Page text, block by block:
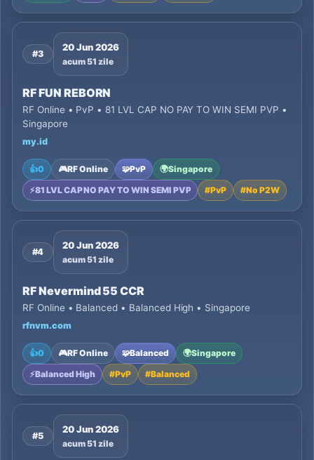
#3
20 Jun 2026
acum 51 zile
RF FUN REBORN
RF Online • PvP • 81 LVL CAP NO PAY TO WIN SEMI PVP •
Singapore
my.id
👍0 🎮RF Online 🧩PvP 🌍Singapore
⚡81 LVL CAP NO PAY TO WIN SEMI PVP #PvP #No P2W
#4
20 Jun 2026
acum 51 zile
RF Nevermind 55 CCR
RF Online • Balanced • Balanced High • Singapore
rfnvm.com
👍0 🎮RF Online 🧩Balanced 🌍Singapore
⚡Balanced High #PvP #Balanced
#5
20 Jun 2026
acum 51 zile